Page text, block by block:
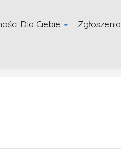
Dla Ciebie Zgłoszenia